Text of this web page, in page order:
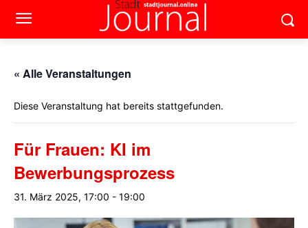
« Alle Veranstaltungen
Diese Veranstaltung hat bereits stattgefunden.
Für Frauen: KI im
Bewerbungsprozess
31. März 2025, 17:00 - 19:00